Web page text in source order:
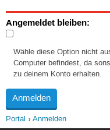
Angemeldet bleiben:
Wähle diese Option nicht
Computer befindest, da
zu deinem Konto erhalten.
Portal Anmelden